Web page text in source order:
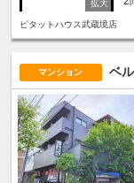
ピタットハウス武蔵境店
マンション ベ